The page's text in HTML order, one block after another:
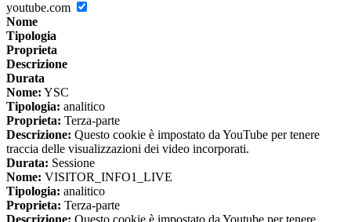
youtube.com
Nome
Tipologia
Proprieta
Descrizione
Durata
Nome: YSC
Tipologia: analitico
Proprieta: Terza-parte
Descrizione: Questo cookie è impostato da YouTube per tenere
traccia delle visualizzazioni dei video incorporati.
Durata: Sessione
Nome: VISITOR_INFO1_LIVE
Tipologia: analitico
Proprieta: Terza-parte
Descrizione: Questo cookie è impostato da Youtube per tenere